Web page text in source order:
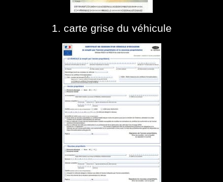
1. carte grise du véhicule